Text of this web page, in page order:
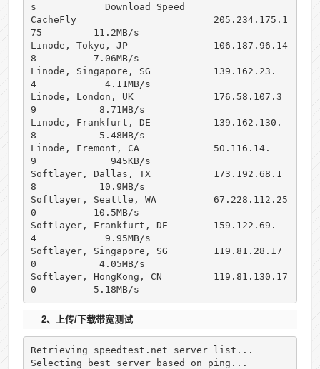
s            Download Speed
CacheFly                        205.234.175.1
75         11.2MB/s
Linode, Tokyo, JP               106.187.96.14
8          7.06MB/s
Linode, Singapore, SG           139.162.23.
4            4.11MB/s
Linode, London, UK              176.58.107.3
9           8.71MB/s
Linode, Frankfurt, DE           139.162.130.
8           5.48MB/s
Linode, Fremont, CA             50.116.14.
9             945KB/s
Softlayer, Dallas, TX           173.192.68.1
8           10.9MB/s
Softlayer, Seattle, WA          67.228.112.25
0          10.5MB/s
Softlayer, Frankfurt, DE        159.122.69.
4            9.95MB/s
Softlayer, Singapore, SG        119.81.28.17
0           4.05MB/s
Softlayer, HongKong, CN         119.81.130.17
0          5.18MB/s
2、上传/下载带宽测试
Retrieving speedtest.net server list...
Selecting best server based on ping...